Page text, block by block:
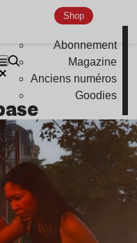
Shop
Abonnement
Magazine
Anciens numéros
Goodies